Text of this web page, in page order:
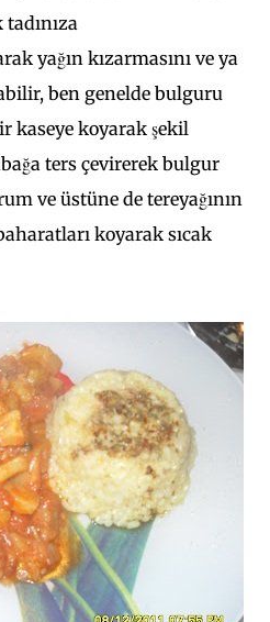
yağın kızarmasını ve ya
ben genelde bulguru
kaseye koyarak şekil
ters çevirerek bulgur
ve üstüne de tereyağının
koyarak sıcak